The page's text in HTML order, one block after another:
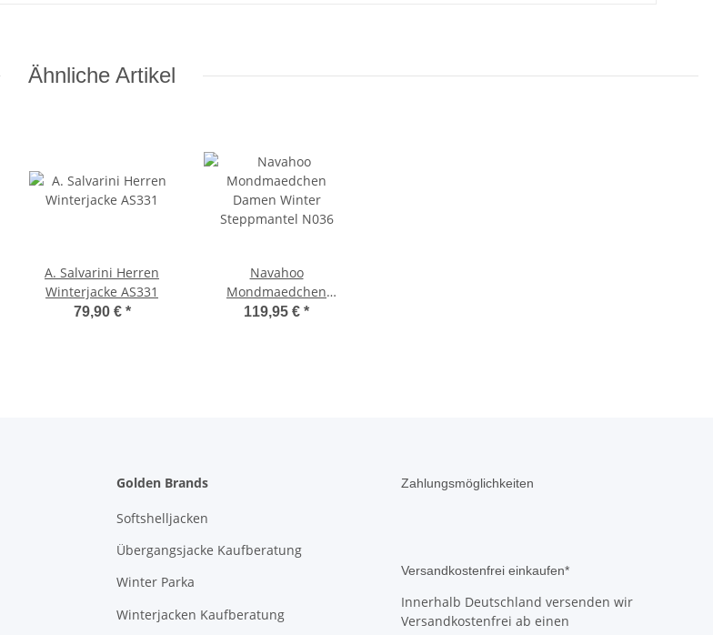
Ähnliche Artikel
A. Salvarini Herren
Winterjacke AS331
79,90 € *
Navahoo
Mondmaedchen
Damen Winter
119,95 € *
Golden Brands
Softshelljacken
Übergangsjacke Kaufberatung
Winter Parka
Winterjacken Kaufberatung
Zahlungsmöglichkeiten
Versandkostenfrei einkaufen*
Innerhalb Deutschland versenden wir
Versandkostenfrei ab einen